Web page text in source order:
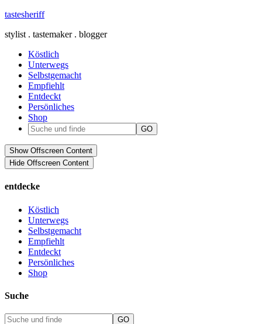
tastesheriff
stylist . tastemaker . blogger
Köstlich
Unterwegs
Selbstgemacht
Empfiehlt
Entdeckt
Persönliches
Shop
Show Offscreen Content
Hide Offscreen Content
entdecke
Köstlich
Unterwegs
Selbstgemacht
Empfiehlt
Entdeckt
Persönliches
Shop
Suche